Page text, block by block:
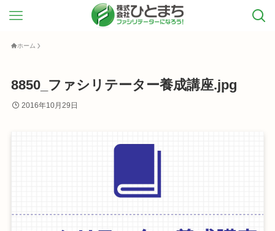
ホーム
8850_ファシリテーター養成講座.jpg
2016年10月29日